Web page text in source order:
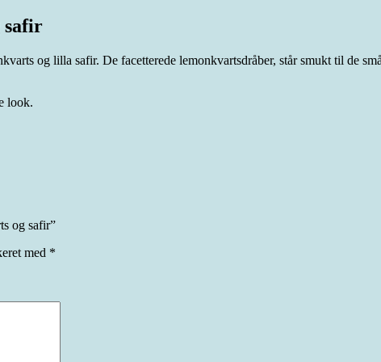
safir
og lilla safir. De facetterede lemonkvartsdråber, står smukt til de
look.
og safir”
med *